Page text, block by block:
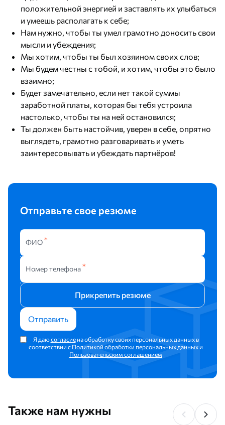
положительной энергией и заставлять их улыбаться
и умеешь располагать к себе;
Нам нужно, чтобы ты умел грамотно доносить свои
мысли и убеждения;
Мы хотим, чтобы ты был хозяином своих слов;
Мы будем честны с тобой, и хотим, чтобы это было
взаимно;
Будет замечательно, если нет такой суммы
заработной платы, которая бы тебя устроила
настолько, чтобы ты на ней остановился;
Ты должен быть настойчив, уверен в себе, опрятно
выглядеть, грамотно разговаривать и уметь
заинтересовывать и убеждать партнёров!
Отправьте свое резюме
ФИО
Номер телефона
Прикрепить резюме
Отправить
Я даюсогласиена обработку своих персональных данных в
соответствии с Политикой обработки персональных данных и
Пользовательским соглашением
Также нам нужны